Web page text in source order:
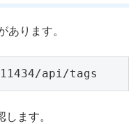
あります。
api/tags
ます。